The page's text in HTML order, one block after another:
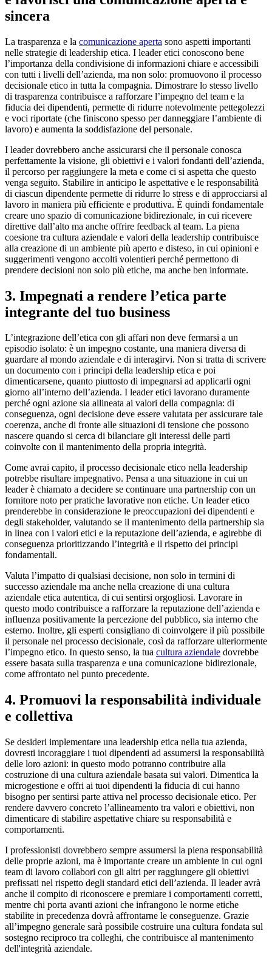
sincera
La trasparenza e la comunicazione aperta sono aspetti importanti
nelle strategie di leadership etica. I leader etici conoscono bene
l’importanza della condivisione di informazioni chiare e accessibili
con tutti i livelli dell’azienda, ma non solo: promuovono il processo
decisionale etico in tutta la compagnia. Dimostrare lo stesso livello
di trasparenza contribuisce a rafforzare l’impegno del team e la
fiducia dei dipendenti, permette di ridurre notevolmente pettegolezzi
e voci riportate (che finiscono spesso per danneggiare l’ambiente di
lavoro) e aumenta la soddisfazione del personale.
I leader dovrebbero anche assicurarsi che il personale conosca
perfettamente la visione, gli obiettivi e i valori fondanti dell’azienda,
il percorso per raggiungere la meta e come ci si aspetta che questo
venga seguito. Stabilire in anticipo le aspettative e le responsabilità
di ciascun dipendente permette di ridurre lo stress e di approcciarsi al
lavoro in maniera più efficiente e produttiva. È quindi fondamentale
creare uno spazio di comunicazione bidirezionale, in cui ricevere
direttive dall’alto ma anche offrire feedback al team. La piena
coesione tra cultura aziendale e valori della leadership contribuisce
alla creazione di un ambiente più aperto e disteso, in cui opinioni e
suggerimenti vengono accolti volentieri perché permettono di
prendere decisioni non solo più etiche, ma anche ben informate.
3. Impegnati a rendere l’etica parte
integrante del tuo business
L’integrazione dell’etica con gli affari non deve fermarsi a un
episodio isolato: è un impegno costante, una maniera diversa di
guardare al mondo aziendale e di interagirvi. Non si tratta di scrivere
un documento con i principi della leadership etica e poi
dimenticarsene, quanto piuttosto di impegnarsi ad applicarli ogni
giorno all’interno dell’azienda. I leader etici lavorano duramente
perché ogni azione sia allineata ai valori della compagnia: di
conseguenza, ogni decisione deve essere valutata per assicurare tale
coerenza, anche di fronte alle situazioni di tensione che possono
nascere quando si cerca di bilanciare gli interessi delle parti
coinvolte con il mantenimento della propria integrità.
Come avrai capito, il processo decisionale etico nella leadership
potrebbe risultare impegnativo. Pensa a una situazione in cui un
leader è chiamato a decidere se continuare una partnership con un
fornitore noto per pratiche lavorative non etiche. Un leader etico
prenderebbe in considerazione le preoccupazioni dei dipendenti e
degli stakeholder, valutando se il mantenimento della partnership sia
in linea con i valori etici e la reputazione dell’azienda, e agirebbe di
conseguenza prioritizzando l’integrità e il rispetto dei principi
fondamentali.
Valuta l’impatto di qualsiasi decisione, non solo in termini di
successo aziendale ma anche nella creazione di una cultura
aziendale etica autentica, di cui sentirsi orgogliosi. Lavorare in
questo modo contribuisce a rafforzare la reputazione dell’azienda e
influenza positivamente la percezione del pubblico, sia interno che
esterno. Inoltre, gli esperti consigliano di coinvolgere il più possibile
il personale nel processo decisionale, così da rafforzare ulteriormente
l’impegno etico. In questo senso, la tua cultura aziendale dovrebbe
essere basata sulla trasparenza e una comunicazione bidirezionale,
come affrontato nel punto precedente.
4. Promuovi la responsabilità individuale
e collettiva
Se desideri implementare una leadership etica nella tua azienda,
dovresti incoraggiare i tuoi dipendenti ad assumersi la responsabilità
delle loro azioni: in questo modo potranno contribuire alla
costruzione di una cultura aziendale basata sui valori. Dimentica la
microgestione e offri ai tuoi dipendenti la fiducia di cui hanno
bisogno per sentirsi parte attiva nel processo decisionale etico. Per
rendere davvero concreto l’allineamento tra valori e obiettivi, non
dimenticare di stabilire aspettative chiare su responsabilità e
comportamenti.
I professionisti dovrebbero sempre assumersi la piena responsabilità
delle proprie azioni, ma è importante creare un ambiente in cui ogni
team di lavoro collabori con gli altri per raggiungere gli obiettivi
prefissati nel rispetto degli standard etici dell’azienda. Il leader avrà
anche il compito di riconoscere e premiare i comportamenti corretti,
mentre chi porta avanti azioni che infrangono le norme etiche
stabilite in precedenza dovrà affrontarne le conseguenze. Grazie
all’impegno generale sarà possibile costruire una cultura fondata sul
sostegno reciproco tra colleghi, che contribuisce al mantenimento
dell'integrità aziendale.